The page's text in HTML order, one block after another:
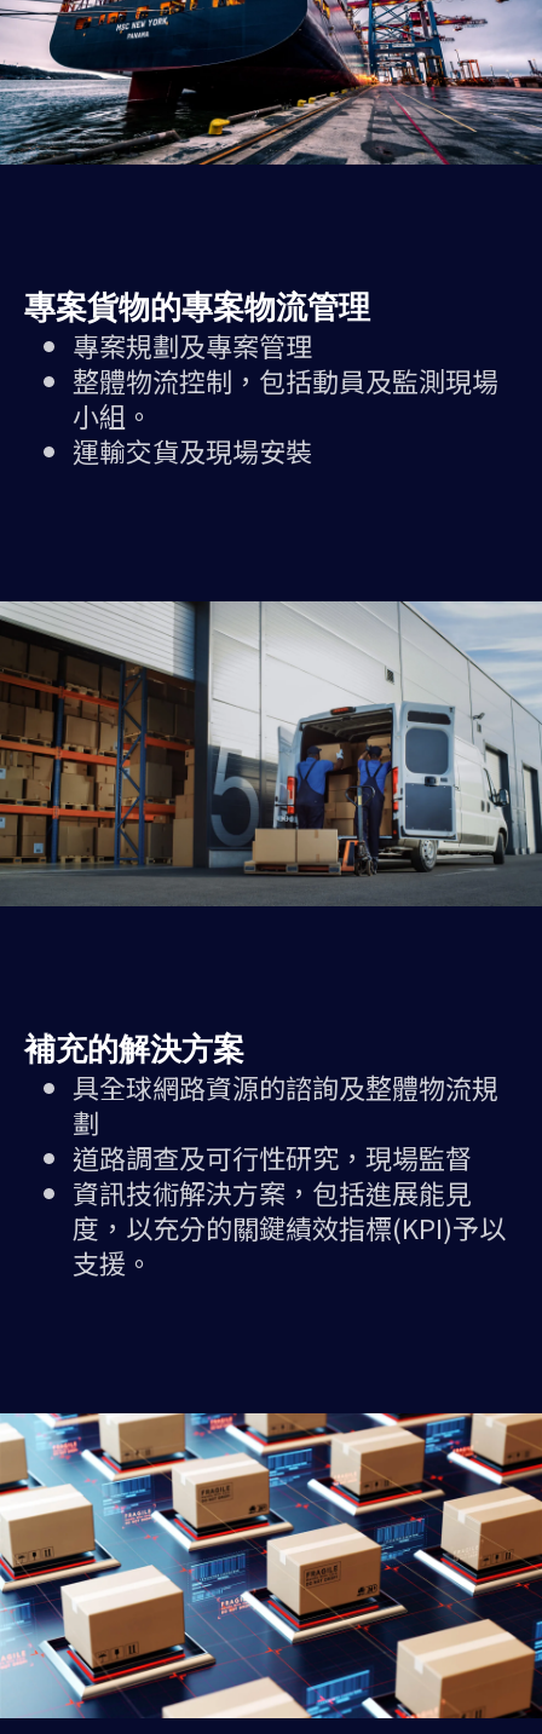
專案貨物的專案物流管理
專案規劃及專案管理
整體物流控制，包括動員及監測現場
小組。
運輸交貨及現場安裝
補充的解決方案
具全球網路資源的諮詢及整體物流規
劃
道路調查及可行性研究，現場監督
資訊技術解決方案，包括進展能見
度，以充分的關鍵績效指標(KPI)予以
支援。